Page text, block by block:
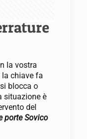
la vostra
la chiave fa
blocca o
situazione è
del
porte Sovico